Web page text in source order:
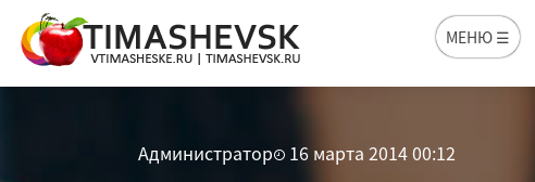
МЕНЮ ☰
Администратор 16 марта 2014 00:12